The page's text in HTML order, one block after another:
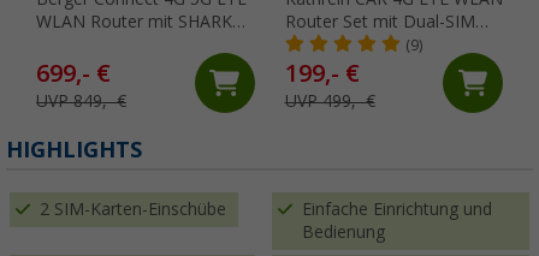
WLAN Router mit SHARK
699,- €
UVP 849,- €
Router Set mit Dual-SIM
Funktion und
Außenantenne weiß
(9)
199,- €
UVP 499,- €
HIGHLIGHTS
2 SIM-Karten-Einschübe
Einfache Einrichtung und
Bedienung